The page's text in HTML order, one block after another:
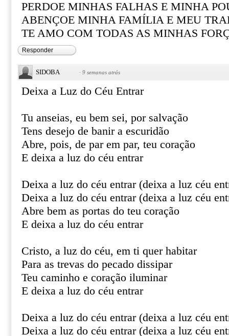
PERDOE MINHAS FALHAS E MINHA
ABENÇOE MINHA FAMÍLIA E MEU
TE AMO COM TODAS AS MINHAS
Responder
SIDOBA · 9 semanas atrás
Deixa a Luz do Céu Entrar
Tu anseias, eu bem sei, por salvação
Tens desejo de banir a escuridão
Abre, pois, de par em par, teu coração
E deixa a luz do céu entrar
Deixa a luz do céu entrar (deixa a luz céu
Deixa a luz do céu entrar (deixa a luz céu
Abre bem as portas do teu coração
E deixa a luz do céu entrar
Cristo, a luz do céu, em ti quer habitar
Para as trevas do pecado dissipar
Teu caminho e coração iluminar
E deixa a luz do céu entrar
Deixa a luz do céu entrar (deixa a luz céu
Deixa a luz do céu entrar (deixa a luz céu